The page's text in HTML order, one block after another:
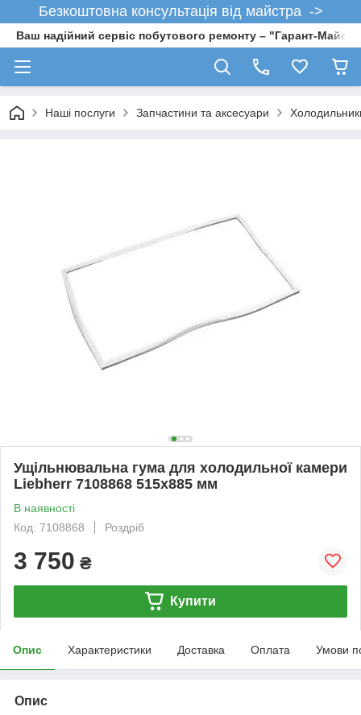
Безкоштовна консультація від майстра ->
Ваш надійний сервіс побутового ремонту – "Гарант-
Наші послуги Запчастини та аксесуари
Ущільнювальна гума для холодильної камери
Liebherr 7108868 515х885 мм
В наявності
Код: 7108868
Роздріб
3 750 ₴
Купити
Опис Характеристики Доставка Оплата Умови
Опис